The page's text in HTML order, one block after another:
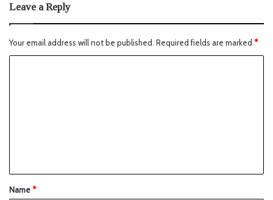
Leave a Reply
Your email address will not be published. Required fields are marked *
Name*